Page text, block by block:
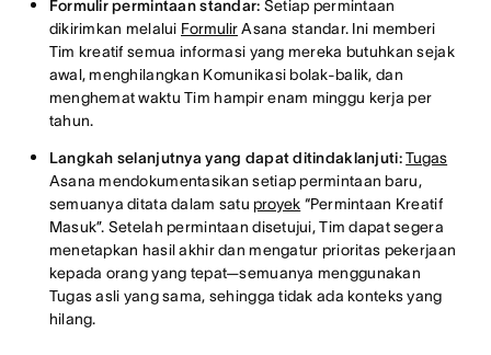
Formulir permintaan standar: Setiap permintaan
dikirimkan melalui FormulirAsana standar. Ini memberi
Tim kreatif semua informasi yang mereka butuhkan sejak
awal, menghilangkan Komunikasi bolak-balik, dan
menghemat waktu Tim hampir enam minggu kerja per
tahun.
Langkah selanjutnya yang dapat ditindaklanjuti: Tugas
Asana mendokumentasikan setiap permintaan baru,
semuanya ditata dalam satuproyek “Permintaan Kreatif
Masuk”. Setelah permintaan disetujui, Tim dapat segera
menetapkan hasil akhir dan mengatur prioritas pekerjaan
kepada orang yang tepat—semuanya menggunakan
Tugas asli yang sama, sehingga tidak ada konteks yang
hilang.